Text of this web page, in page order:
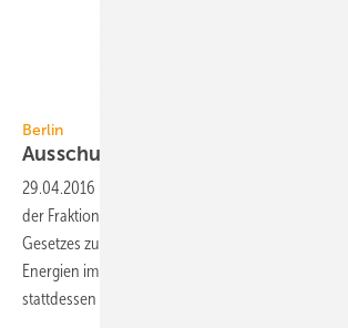
Berlin
Ausschuss lehnt Vorschlag für
29.04.2016
der Fraktion Bündnis 90/Die Grünen
Gesetzes zur Änderung des Gesetzes zur
Energien im Wärmebereich (EEWärmeG)
stattdessen einen „Durchbruch“ im Wärmemarkt